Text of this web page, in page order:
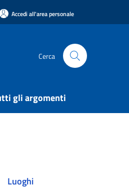
Accedi all'area personale
Cerca
gli argomenti
Luoghi